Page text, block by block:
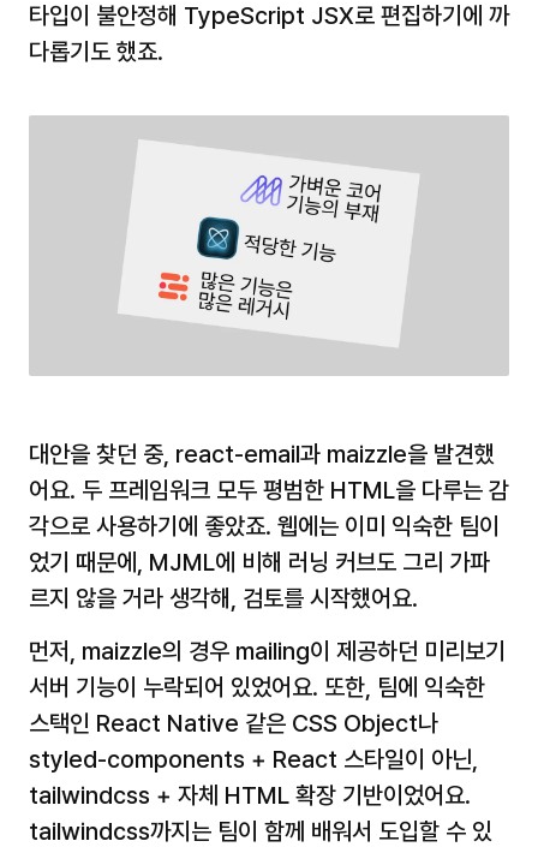
타입이 불안정해 TypeScript JSX로 편집하기에 까
다롭기도 했죠.
대안을 찾던 중, react-email과 maizzle을 발견했
어요. 두 프레임워크 모두 평범한 HTML을 다루는 감
각으로 사용하기에 좋았죠. 웹에는 이미 익숙한 팀이
었기 때문에, MJML에 비해 러닝 커브도 그리 가파
르지 않을 거라 생각해, 검토를 시작했어요.
먼저, maizzle의 경우 mailing이 제공하던 미리보기
서버 기능이 누락되어 있었어요. 또한, 팀에 익숙한
스택인 React Native 같은 CSS Object나
styled-components + React 스타일이 아닌,
tailwindcss + 자체 HTML 확장 기반이었어요.
tailwindcss까지는 팀이 함께 배워서 도입할 수 있